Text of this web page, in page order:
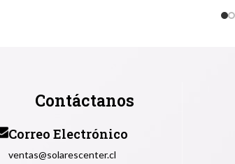
Contáctanos
Correo Electrónico
ventas@solarescenter.cl